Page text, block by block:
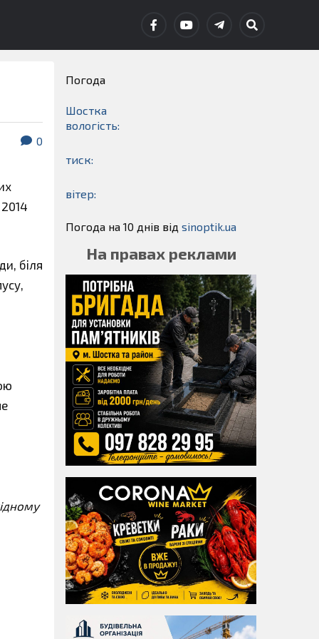
0
біля
Погода
Шостка
вологість:
тиск:
вітер:
Погода на 10 днів від sinoptik.ua
На правах реклами